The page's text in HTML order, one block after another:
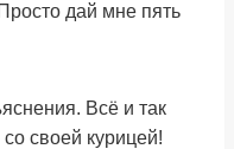
дай мне пять
Всё и так
своей курицей!